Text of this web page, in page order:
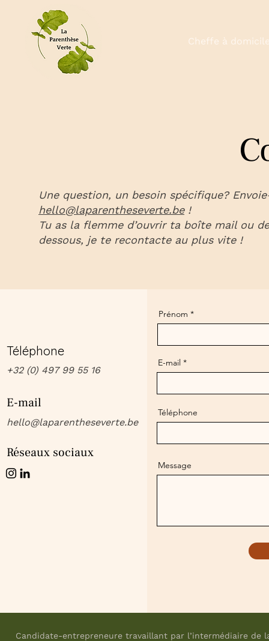
À propos Cheffe à
Une question, un besoin spécifique?
hello@laparentheseverte.be!
Tu as la flemme d’ouvrir ta boîte mail ou
dessous, je te recontacte au plus vite !
Téléphone
+32 (0) 497 99 55 16
E-mail
hello@laparentheseverte.be
Réseaux sociaux
Prénom
E-mail
Téléphone
Message
Candidate-entrepreneure travaillant par l’intermédiaire de